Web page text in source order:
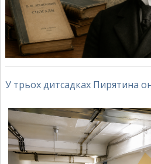
У трьох дитсадках Пирятина